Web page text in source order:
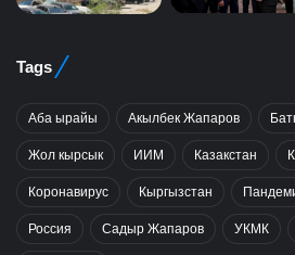
Tags
Аба ырайы Акылбек Жапаров
Жол кырсык ИИМ Казакстан
Коронавирус Кыргызстан
Россия Садыр Жапаров УКМК